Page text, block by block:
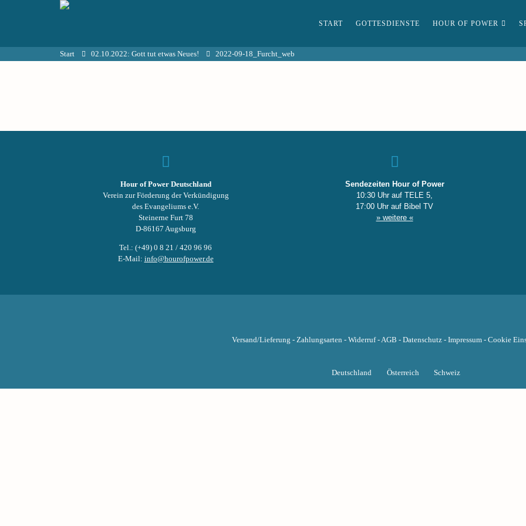
START GOTTESDIENSTE HOUR OF POWER
Start 02.10.2022: Gott tut etwas Neues! 2022-09-18_Furcht_web
Hour of Power Deutschland
Verein zur Förderung der Verkündigung
des Evangeliums e.V.
Steinerne Furt 78
D-86167 Augsburg
Tel.: (+49) 0 8 21 / 420 96 96
E-Mail: info@hourofpower.de
Sendezeiten Hour of Power
10:30 Uhr auf TELE 5,
17:00 Uhr auf Bibel TV
» weitere «
Versand/Lieferung - Zahlungsarten - Widerruf-AGB - Datenschutz- Impressum- Cookie
Deutschland Österreich Schweiz